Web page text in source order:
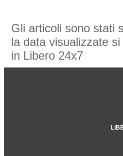
Gli articoli sono stati
la data visualizzate
in Libero 24x7